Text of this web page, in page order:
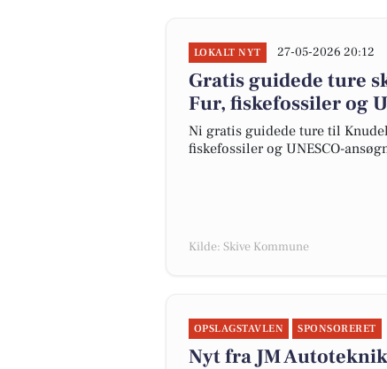
LOKALT NYT 27-05-2026 20:12
Gratis guidede ture
Fur, fiskefossiler og
Ni gratis guidede ture til
fiskefossiler og UNESCO-
Kilde: Skive Kommune
OPSLAGSTAVLEN SPONSORERET
Nyt fra JM Autoteknik